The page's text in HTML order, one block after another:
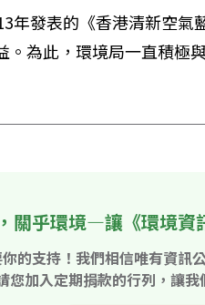
年發表的《香港清新空氣
。為此，環境局一直積極
關乎環境—讓《環境資
你的支持！我們相信唯有資訊
您加入定期捐款的行列，讓我